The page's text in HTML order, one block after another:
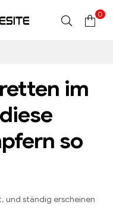
0
im
so
und ständig erscheinen